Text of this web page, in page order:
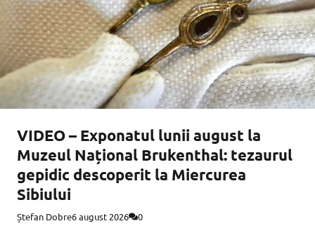
VIDEO – Exponatul lunii august la
Muzeul Național Brukenthal: tezaurul
gepidic descoperit la Miercurea
Sibiului
Ștefan Dobre6 august 2026 0